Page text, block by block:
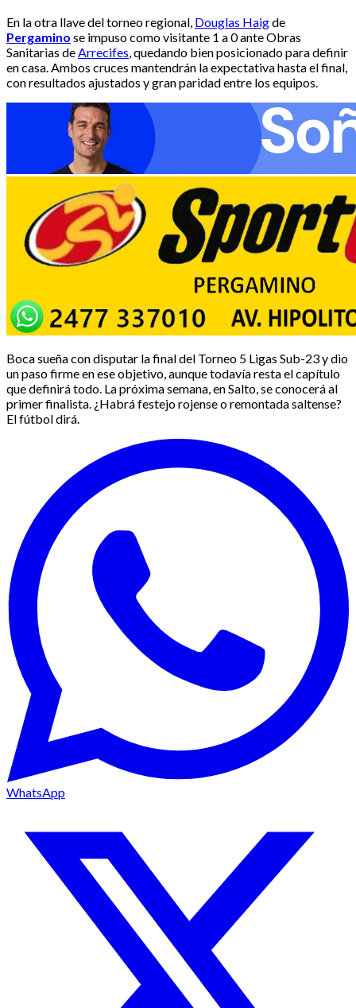
En la otra llave del torneo regional, Douglas Haigde
Pergamino se impuso como visitante 1 a 0 ante Obras
Sanitarias deArrecifes, quedando bien posicionado para definir
en casa. Ambos cruces mantendrán la expectativa hasta el final,
con resultados ajustados y gran paridad entre los equipos.
Boca sueña con disputar la final del Torneo 5 Ligas Sub-23 y dio
un paso firme en ese objetivo, aunque todavía resta el capítulo
que definirá todo. La próxima semana, en Salto, se conocerá al
primer finalista. ¿Habrá festejo rojense o remontada saltense?
El fútbol dirá.
WhatsApp